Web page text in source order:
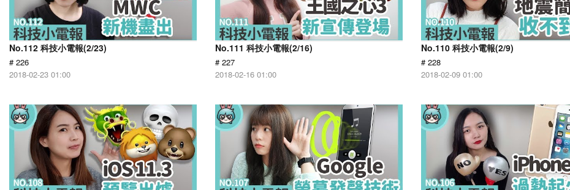
No.112 科技小電報(2/23)
# 226
2018-02-23 01:00
No.111 科技小電報(2/16)
# 227
2018-02-16 01:00
No.110 科技小電報(2/9)
# 228
2018-02-09 01:00